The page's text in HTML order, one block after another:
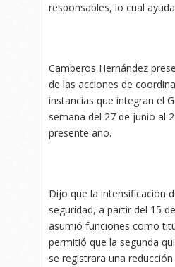
responsables, lo cual
Camberos Hernández
de las acciones de
instancias que integran el
semana del 27 de junio al
presente año.
Dijo que la intensificación
seguridad, a partir del 15
asumió funciones como
permitió que la segunda
se registrara una